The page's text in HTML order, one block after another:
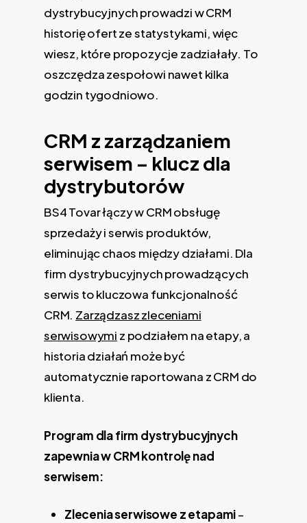
dystrybucyjnych prowadzi w CRM
historię ofert ze statystykami, więc
wiesz, które propozycje zadziałały. To
oszczędza zespołowi nawet kilka
godzin tygodniowo.
CRM z zarządzaniem
serwisem – klucz dla
dystrybutorów
BS4 Tovar łączy w CRM obsługę
sprzedaży i serwis produktów,
eliminując chaos między działami. Dla
firm dystrybucyjnych prowadzących
serwis to kluczowa funkcjonalność
CRM. Zarządzasz zleceniami
serwisowymi z podziałem na etapy, a
historia działań może być
automatycznie raportowana z CRM do
klienta.
Program dla firm dystrybucyjnych
zapewnia w CRM kontrolę nad
serwisem:
Zlecenia serwisowe z etapami–